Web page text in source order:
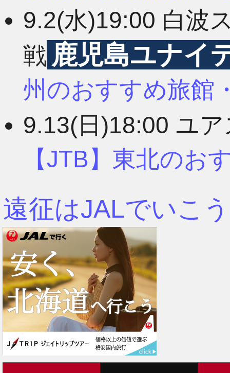
9.2(水)19:00 白波
戦 鹿児島ユナイ
州のおすすめ旅館
9.13(日)18:00 ユ
【JTB】東北のお
遠征はJALでいこう